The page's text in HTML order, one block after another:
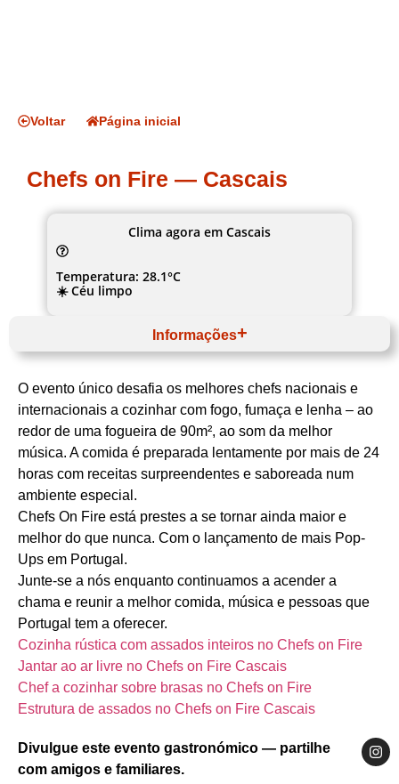
Voltar Página inicial
Chefs on Fire — Cascais
O evento único desafia os melhores chefs nacionais e
internacionais a cozinhar com fogo, fumaça e lenha – ao
redor de uma fogueira de 90m², ao som da melhor
música. A comida é preparada lentamente por mais de 24
horas com receitas surpreendentes e saboreada num
ambiente especial.
Chefs On Fire está prestes a se tornar ainda maior e
melhor do que nunca. Com o lançamento de mais Pop-
Ups em Portugal.
Junte-se a nós enquanto continuamos a acender a
chama e reunir a melhor comida, música e pessoas que
Portugal tem a oferecer.
Cozinha rústica com assados inteiros no Chefs on Fire
Jantar ao ar livre no Chefs on Fire Cascais
Chef a cozinhar sobre brasas no Chefs on Fire
Estrutura de assados no Chefs on Fire Cascais
Divulgue este evento gastronómico — partilhe
com amigos e familiares.
Clima agora em Cascais
Temperatura: 28.1°C
☀️ Céu limpo
Informações
Grande Lisboa
Área Metropolitana de Lisboa
Cascais
Organização Chefs on Fire
Alta Gastronomia